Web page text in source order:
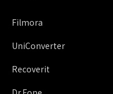
Filmora
UniConverter
Recoverit